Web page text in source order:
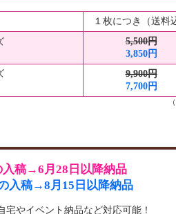
１枚につき（送料
5,500円
3,850円
9,900円
7,700円
入稿→6月28日以降納品
入稿→8月15日以降納品
やイベント納品など対応可能！